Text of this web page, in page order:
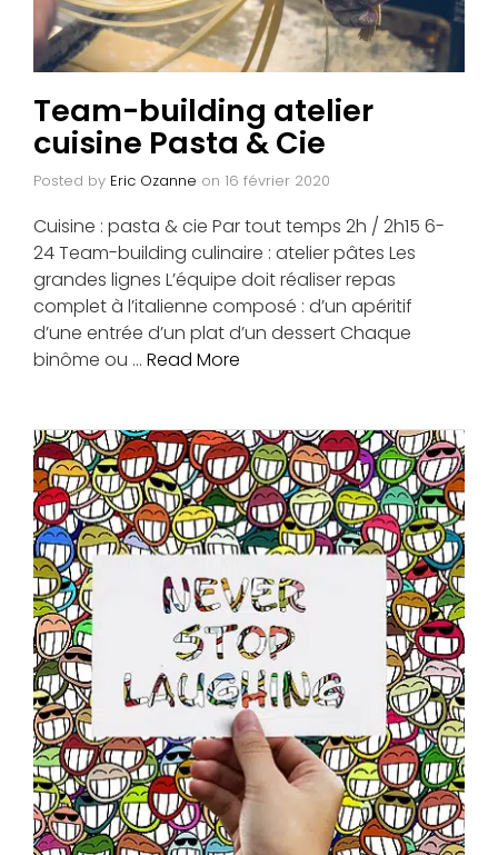
Team-building atelier
cuisine Pasta & Cie
Posted by Eric Ozanne on 16 février 2020
Cuisine : pasta & cie Par tout temps 2h / 2h15 6-
24 Team-building culinaire : atelier pâtes Les
grandes lignes L’équipe doit réaliser repas
complet à l’italienne composé : d’un apéritif
d’une entrée d’un plat d’un dessert Chaque
binôme ou … Read More